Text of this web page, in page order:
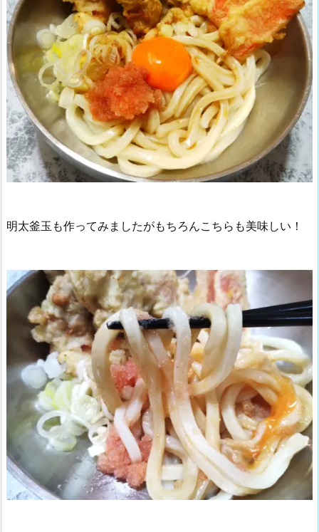
明太釜玉も作ってみましたがもちろんこちらも美味しい！